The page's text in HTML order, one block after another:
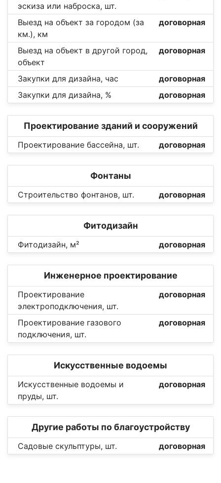
эскиза или наброска, шт.
Выезд на объект за городом (за
км.), км
договорная
Выезд на объект в другой город,
объект
договорная
Закупки для дизайна, час
договорная
Закупки для дизайна, %
договорная
Проектирование зданий и сооружений
Проектирование бассейна, шт. договорная
Фонтаны
Строительство фонтанов, шт. договорная
Фитодизайн
Фитодизайн, м² договорная
Инженерное проектирование
Проектирование
электроподключения, шт.
договорная
Проектирование газового
подключения, шт.
договорная
Искусственные водоемы
Искусственные водоемы и
пруды, шт.
договорная
Другие работы по благоустройству
Садовые скульптуры, шт. договорная